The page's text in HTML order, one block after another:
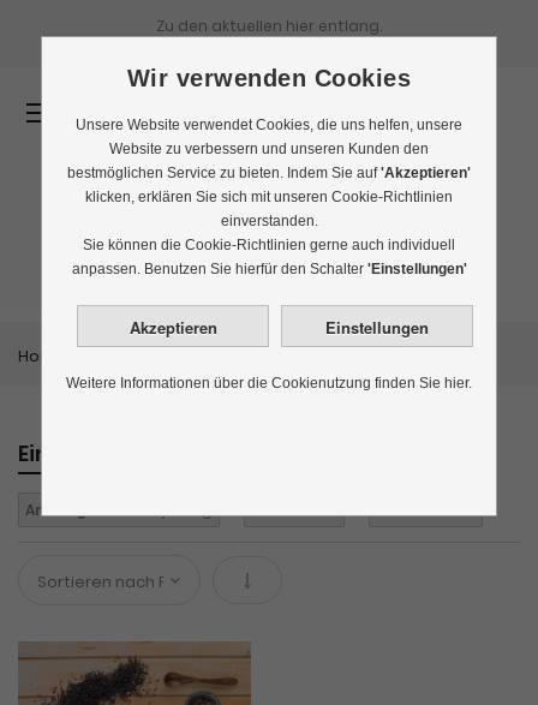
Zu den aktuellen hier entlang.
Rauchtee
Home
Einkaufen nach
Anbaugebiet:
In absteigender Reihenfolge
Wir verwenden Cookies
Unsere Website verwendet Cookies, die uns helfen, unsere
Website zu verbessern und unseren Kunden den
bestmöglichen Service zu bieten. Indem Sie auf'Akzeptieren'
klicken, erklären Sie sich mit unseren Cookie-Richtlinien
einverstanden.
Sie können die Cookie-Richtlinien gerne auch individuell
anpassen. Benutzen Sie hierfür den Schalter 'Einstellungen'
Weitere Informationen über die Cookienutzung finden Sie hier.